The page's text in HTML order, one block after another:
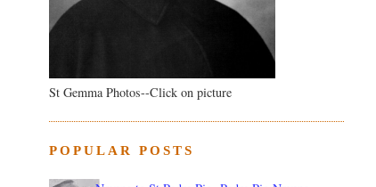
St Gemma Photos--Click on picture
POPULAR POSTS